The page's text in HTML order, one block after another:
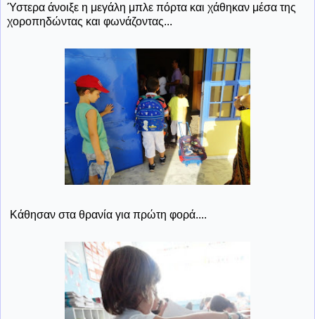
Ύστερα άνοιξε η μεγάλη μπλε πόρτα και χάθηκαν μέσα της
χοροπηδώντας και φωνάζοντας...
Κάθησαν στα θρανία για πρώτη φορά....